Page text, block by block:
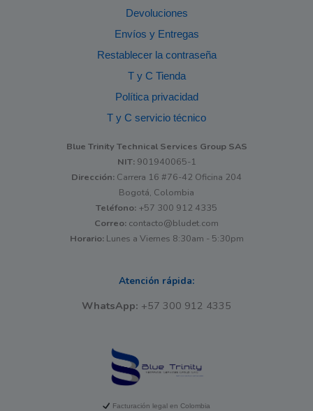
Devoluciones
Envíos y Entregas
Restablecer la contraseña
T y C Tienda
Política privacidad
T y C servicio técnico
Blue Trinity Technical Services Group SAS
NIT:901940065-1
Dirección: Carrera 16 #76-42 Oficina 204
Bogotá, Colombia
Teléfono: +57 300 912 4335
Correo: contacto@bludet.com
Horario:Lunes a Viernes 8:30am - 5:30pm
Atención rápida:
WhatsApp: +57 300 912 4335
Facturación legal en Colombia